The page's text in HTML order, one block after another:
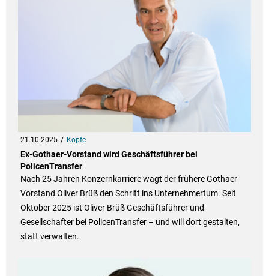
21.10.2025 Köpfe
Ex-Gothaer-Vorstand wird Geschäftsführer bei
PolicenTransfer
Nach 25 Jahren Konzernkarriere wagt der frühere Gothaer-
Vorstand Oliver Brüß den Schritt ins Unternehmertum. Seit
Oktober 2025 ist Oliver Brüß Geschäftsführer und
Gesellschafter bei PolicenTransfer – und will dort gestalten,
statt verwalten.